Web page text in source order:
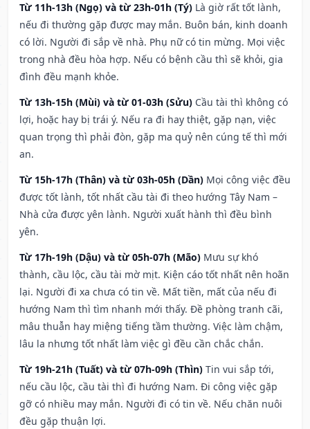
Từ 11h-13h (Ngọ) và từ 23h-01h (Tý) Là giờ rất tốt lành,
nếu đi thường gặp được may mắn. Buôn bán, kinh doanh
có lời. Người đi sắp về nhà. Phụ nữ có tin mừng. Mọi việc
trong nhà đều hòa hợp. Nếu có bệnh cầu thì sẽ khỏi, gia
đình đều mạnh khỏe.
Từ 13h-15h (Mùi) và từ 01-03h (Sửu) Cầu tài thì không có
lợi, hoặc hay bị trái ý. Nếu ra đi hay thiệt, gặp nạn, việc
quan trọng thì phải đòn, gặp ma quỷ nên cúng tế thì mới
an.
Từ 15h-17h (Thân) và từ 03h-05h (Dần) Mọi công việc đều
được tốt lành, tốt nhất cầu tài đi theo hướng Tây Nam –
Nhà cửa được yên lành. Người xuất hành thì đều bình
yên.
Từ 17h-19h (Dậu) và từ 05h-07h (Mão) Mưu sự khó
thành, cầu lộc, cầu tài mờ mịt. Kiện cáo tốt nhất nên hoãn
lại. Người đi xa chưa có tin về. Mất tiền, mất của nếu đi
hướng Nam thì tìm nhanh mới thấy. Đề phòng tranh cãi,
mâu thuẫn hay miệng tiếng tầm thường. Việc làm chậm,
lâu la nhưng tốt nhất làm việc gì đều cần chắc chắn.
Từ 19h-21h (Tuất) và từ 07h-09h (Thìn) Tin vui sắp tới,
nếu cầu lộc, cầu tài thì đi hướng Nam. Đi công việc gặp
gỡ có nhiều may mắn. Người đi có tin về. Nếu chăn nuôi
đều gặp thuận lợi.